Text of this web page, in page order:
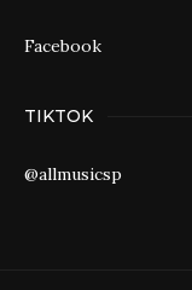
Facebook
TIKTOK
@allmusicsp